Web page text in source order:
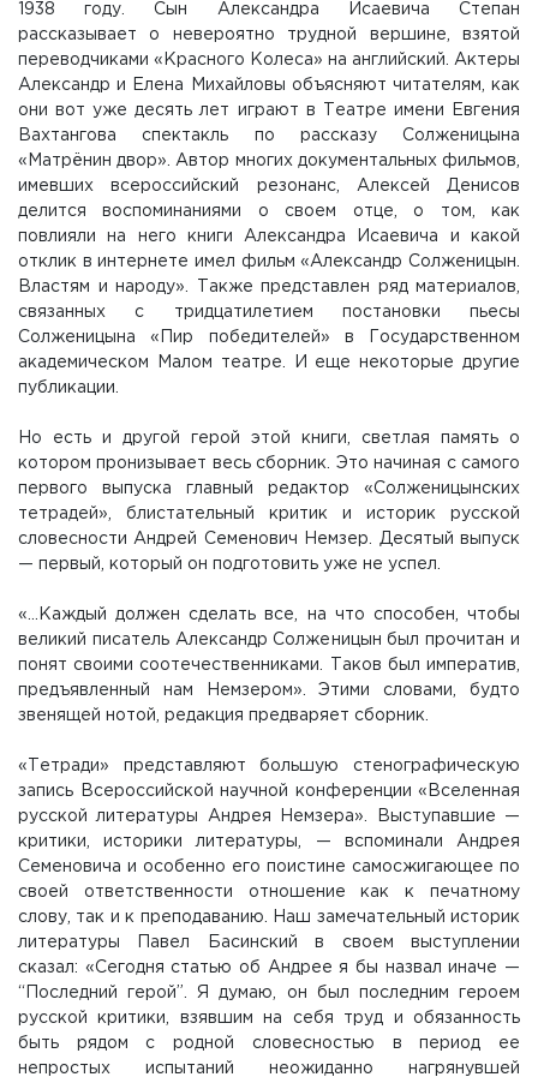
1938 году. Сын Александра Исаевича Степан
рассказывает о невероятно трудной вершине, взятой
переводчиками «Красного Колеса» на английский. Актеры
Александр и Елена Михайловы объясняют читателям, как
они вот уже десять лет играют в Театре имени Евгения
Вахтангова спектакль по рассказу Солженицына
«Матрёнин двор». Автор многих документальных фильмов,
имевших всероссийский резонанс, Алексей Денисов
делится воспоминаниями о своем отце, о том, как
повлияли на него книги Александра Исаевича и какой
отклик в интернете имел фильм «Александр Солженицын.
Властям и народу». Также представлен ряд материалов,
связанных с тридцатилетием постановки пьесы
Солженицына «Пир победителей» в Государственном
академическом Малом театре. И еще некоторые другие
публикации.
Но есть и другой герой этой книги, светлая память о
котором пронизывает весь сборник. Это начиная с самого
первого выпуска главный редактор «Солженицынских
тетрадей», блистательный критик и историк русской
словесности Андрей Семенович Немзер. Десятый выпуск
— первый, который он подготовить уже не успел.
«…Каждый должен сделать все, на что способен, чтобы
великий писатель Александр Солженицын был прочитан и
понят своими соотечественниками. Таков был императив,
предъявленный нам Немзером». Этими словами, будто
звенящей нотой, редакция предваряет сборник.
«Тетради» представляют большую стенографическую
запись Всероссийской научной конференции «Вселенная
русской литературы Андрея Немзера». Выступавшие —
критики, историки литературы, — вспоминали Андрея
Семеновича и особенно его поистине самосжигающее по
своей ответственности отношение как к печатному
слову, так и к преподаванию. Наш замечательный историк
литературы Павел Басинский в своем выступлении
сказал: «Сегодня статью об Андрее я бы назвал иначе —
“Последний герой”. Я думаю, он был последним героем
русской критики, взявшим на себя труд и обязанность
быть рядом с родной словесностью в период ее
непростых испытаний неожиданно нагрянувшей